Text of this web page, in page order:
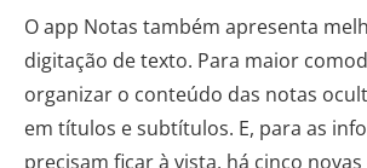
O app Notas também apresenta
digitação de texto. Para maior
organizar o conteúdo das notas
em títulos e subtítulos. E, para as
precisam ficar à vista, há cinco